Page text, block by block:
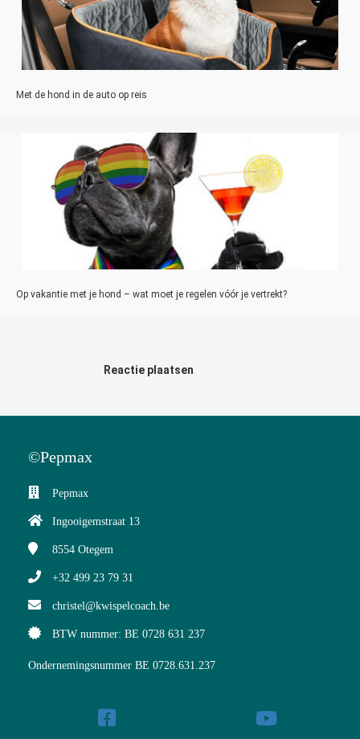
Met de hond in de auto op reis
Op vakantie met je hond – wat moet je regelen vóór je vertrekt?
Reactie plaatsen
©Pepmax
Pepmax
Ingooigemstraat 13
8554 Otegem
+32 499 23 79 31
christel@kwispelcoach.be
BTW nummer: BE 0728 631 237
Ondernemingsnummer BE 0728.631.237